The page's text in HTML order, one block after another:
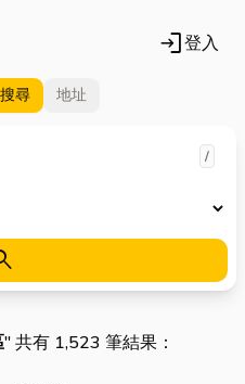
login登入
搜尋 地址
/
" 共有 1,523 筆結果：